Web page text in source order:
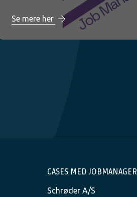
Se mere her
CASES MED JOBMANAGER
Schrøder A/S